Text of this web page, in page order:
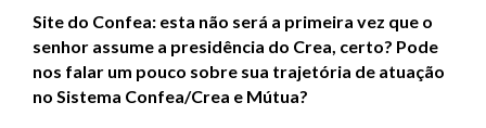
Site do Confea: esta não será a primeira vez que o
senhor assume a presidência do Crea, certo? Pode
nos falar um pouco sobre sua trajetória de atuação
no Sistema Confea/Crea e Mútua?